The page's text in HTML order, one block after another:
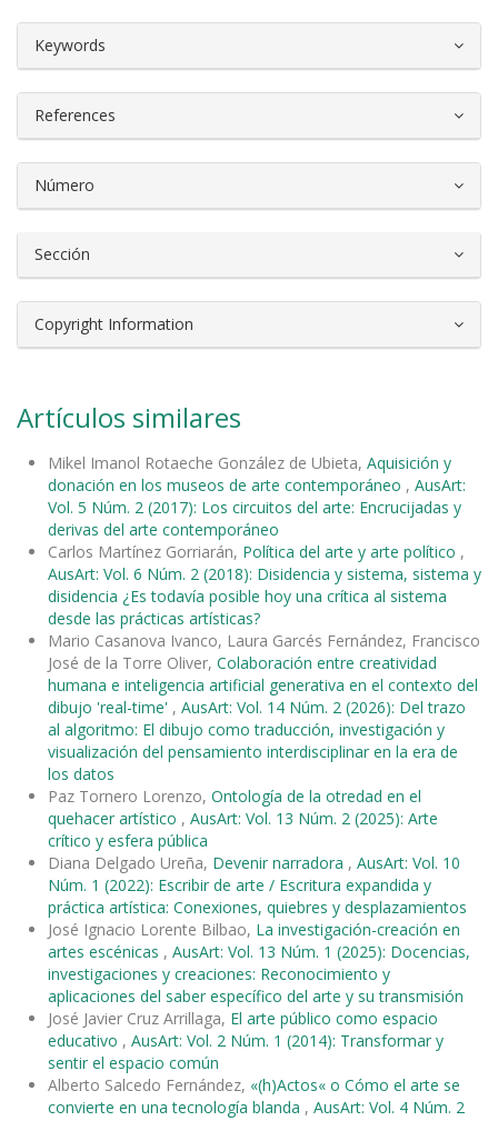
Keywords
References
Número
Sección
Copyright Information
Artículos similares
Mikel Imanol Rotaeche González de Ubieta, Aquisición y
donación en los museos de arte contemporáneo , AusArt:
Vol. 5 Núm. 2 (2017): Los circuitos del arte: Encrucijadas y
derivas del arte contemporáneo
Carlos Martínez Gorriarán, Política del arte y arte político ,
AusArt: Vol. 6 Núm. 2 (2018): Disidencia y sistema, sistema y
disidencia ¿Es todavía posible hoy una crítica al sistema
desde las prácticas artísticas?
Mario Casanova Ivanco, Laura Garcés Fernández, Francisco
José de la Torre Oliver, Colaboración entre creatividad
humana e inteligencia artificial generativa en el contexto del
dibujo 'real-time' , AusArt: Vol. 14 Núm. 2 (2026): Del trazo
al algoritmo: El dibujo como traducción, investigación y
visualización del pensamiento interdisciplinar en la era de
los datos
Paz Tornero Lorenzo, Ontología de la otredad en el
quehacer artístico , AusArt: Vol. 13 Núm. 2 (2025): Arte
crítico y esfera pública
Diana Delgado Ureña, Devenir narradora , AusArt: Vol. 10
Núm. 1 (2022): Escribir de arte / Escritura expandida y
práctica artística: Conexiones, quiebres y desplazamientos
José Ignacio Lorente Bilbao, La investigación-creación en
artes escénicas , AusArt: Vol. 13 Núm. 1 (2025): Docencias,
investigaciones y creaciones: Reconocimiento y
aplicaciones del saber específico del arte y su transmisión
José Javier Cruz Arrillaga, El arte público como espacio
educativo , AusArt: Vol. 2 Núm. 1 (2014): Transformar y
sentir el espacio común
Alberto Salcedo Fernández, «(h)Actos« o Cómo el arte se
convierte en una tecnología blanda , AusArt: Vol. 4 Núm. 2